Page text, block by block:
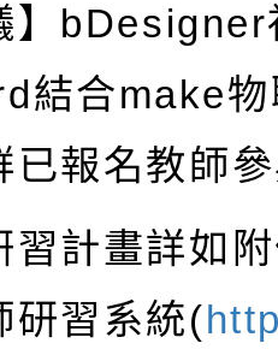
bDesigner
結合make
已報名教師
習計畫詳如
研習系統(